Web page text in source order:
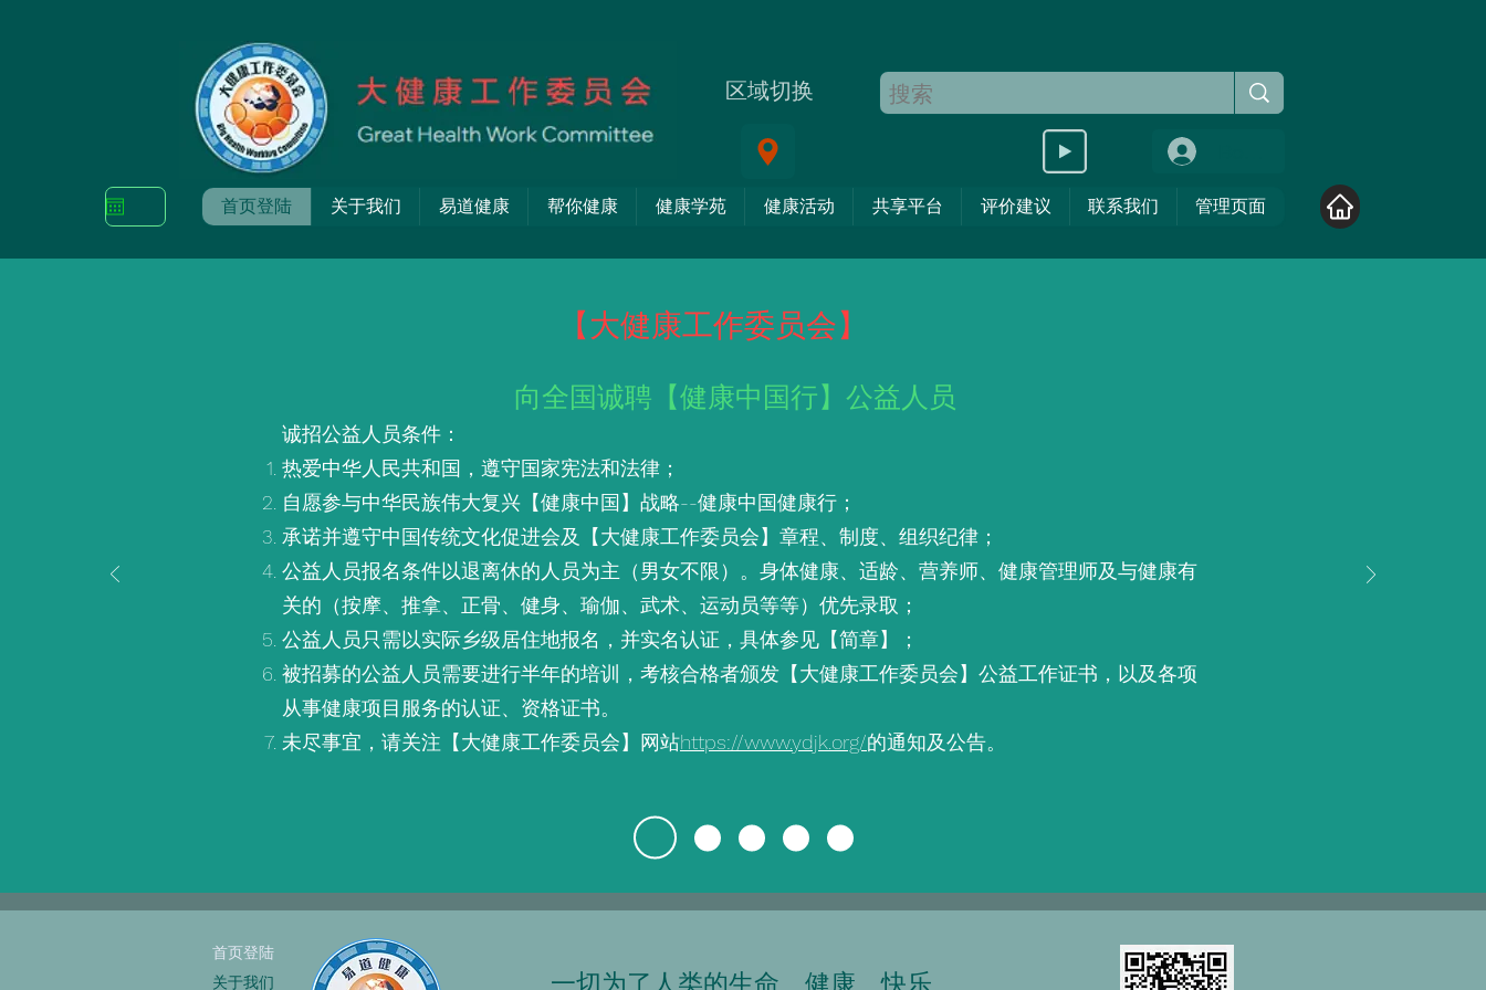
区域切换
首页登陆 关于我们 易道健康 帮你健康 健康学苑 健康活动 共享平台 评价建议 联系我们 管理页面
重要公告
重要通告
【大健康工作委员会】
向全国诚聘【健康中国行】公益人员
诚招公益人员条件：
热爱中华人民共和国，遵守国家宪法和法律；
自愿参与中华民族伟大复兴【健康中国】战略--健康中国健康行；
承诺并遵守中国传统文化促进会及【大健康工作委员会】章程、制度、组织纪律；
公益人员报名条件以退离休的人员为主（男女不限）。身体健康、适龄、营养师、健康管理师及与健康有
关的（按摩、推拿、正骨、健身、瑜伽、武术、运动员等等）优先录取；
公益人员只需以实际乡级居住地报名，并实名认证，具体参见【简章】；
被招募的公益人员需要进行半年的培训，考核合格者颁发【大健康工作委员会】公益工作证书，以及各项
从事健康项目服务的认证、资格证书。
未尽事宜，请关注【大健康工作委员会】网站https://www.ydjk.org/的通知及公告。
首页登陆
关于我们
一切为了人类的生命、健康、快乐